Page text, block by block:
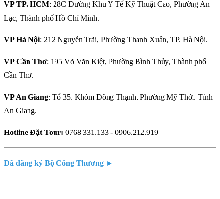
VP TP. HCM: 28C Đường Khu Y Tế Kỹ Thuật Cao, Phường An
Lạc, Thành phố Hồ Chí Minh.
VP Hà Nội: 212 Nguyễn Trãi, Phường Thanh Xuân, TP. Hà Nội.
VP Cần Thơ: 195 Võ Văn Kiệt, Phường Bình Thủy, Thành phố
Cần Thơ.
VP An Giang: Tổ 35, Khóm Đông Thạnh, Phường Mỹ Thới, Tỉnh
An Giang.
Hotline Đặt Tour: 0768.331.133 - 0906.212.919
Đã đăng ký Bộ Công Thương ►